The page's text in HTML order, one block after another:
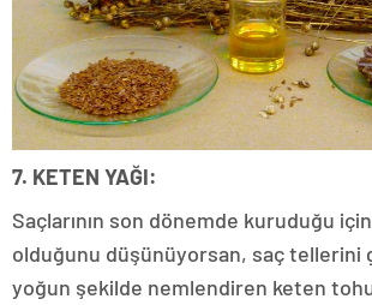
7. KETEN YAĞI:
Saçlarının son dönemde kuruduğu
olduğunu düşünüyorsan, saç tellerini
yoğun şekilde nemlendiren keten